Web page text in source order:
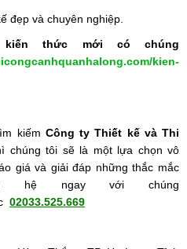
đẹp và chuyên nghiệp.
thức mới có chúng
kien-
kiếm Công ty Thiết kế và Thi
chúng tôi sẽ là một lựa chọn vô
giá và giải đáp những thắc mắc
hệ ngay với chúng
02033.525.669